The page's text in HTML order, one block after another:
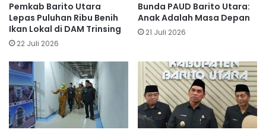
Pemkab Barito Utara
Lepas Puluhan Ribu Benih
Ikan Lokal di DAM Trinsing
22 Juli 2026
Bunda PAUD Barito Utara:
Anak Adalah Masa Depan
21 Juli 2026